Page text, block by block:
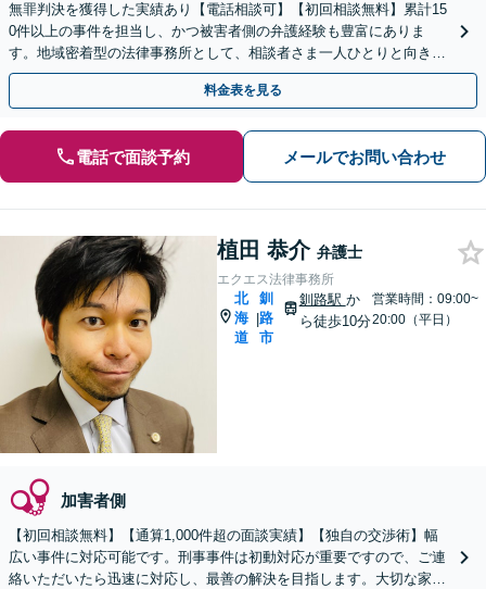
無罪判決を獲得した実績あり【電話相談可】【初回相談無料】累計15
0件以上の事件を担当し、かつ被害者側の弁護経験も豊富にありま
す。地域密着型の法律事務所として、相談者さま一人ひとりと向き合
い、「迅速かつ有利」な解決を目指します。
料金表を見る
電話で面談予約 メールでお問い合わせ
植田 恭介 弁護士
エクエス法律事務所
北
海
道
|
釧
路
市
釧路駅 か
ら徒歩10分
営業時間：09:00~
20:00（平日）
加害者側
【初回相談無料】【通算1,000件超の面談実績】【独自の交渉術】幅
広い事件に対応可能です。刑事事件は初動対応が重要ですので、ご連
絡いただいたら迅速に対応し、最善の解決を目指します。大切な家族